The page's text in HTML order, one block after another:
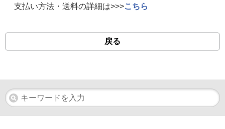
支払い方法・送料の詳細は>>>こちら
戻る